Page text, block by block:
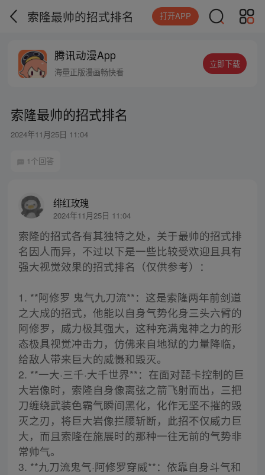
索隆最帅的招式排名 打开APP
腾讯动漫App
海量正版漫画畅快看
立即下载
索隆最帅的招式排名
2024年11月25日 11:04
1个回答
绯红玫瑰
2024年11月25日 11:04
索隆的招式各有其独特之处，关于最帅的招式排
名因人而异，不过以下是一些比较受欢迎且具有
强大视觉效果的招式排名（仅供参考）：
1. **阿修罗 鬼气九刀流**：这是索隆两年前剑道
之大成的招式，他能以自身气势化身三头六臂的
阿修罗，威力极其强大，这种充满鬼神之力的形
态极具视觉冲击力，仿佛来自地狱的力量降临，
给敌人带来巨大的威慑和毁灭。
2. **一大·三千·大千世界**：在面对琵卡控制的巨
大岩像时，索隆自身像离弦之箭飞射而出，三把
刀缠绕武装色霸气瞬间黑化，化作无坚不摧的毁
灭之刃，将巨大岩像拦腰斩断，此招不仅威力巨
大，而且索隆在施展时的那种一往无前的气势非
常帅气。
3. **九刀流鬼气·阿修罗穿威**：依靠自身斗气和